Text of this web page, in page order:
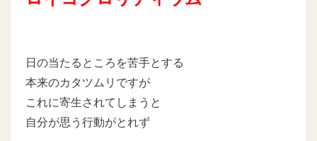
日の当たるところを苦手とする
本来のカタツムリですが
これに寄生されてしまうと
自分が思う行動がとれず